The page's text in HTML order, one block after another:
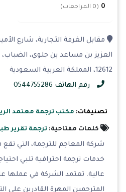
0 (0 المراجعات)
مقابل الغرفة التجارية، شارع
العزيز بن مساعد بن جلوي، الضباب،
12612، المملكة العربية السعودية
رقم الهاتف 0544755286
تصنيفات: مكتب ترجمة معتمد
كلمات مفتاحية: ترجمة تقرير
شركة المعاجم للترجمة، التي تقع
خدمات ترجمة احترافية تلبي
عالية. تعتمد الشركة في عملها
المترجمين المهرة القادرين